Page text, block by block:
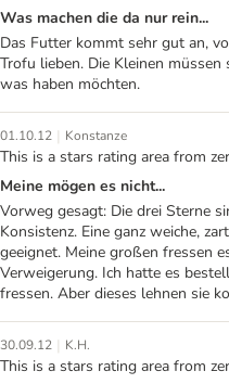
Was machen die da nur rein...
Das Futter kommt sehr gut an,
Trofu lieben. Die Kleinen
was haben möchten.
01.10.12 | Konstanze
This is a stars rating area from
Meine mögen es nicht...
Vorweg gesagt: Die drei Sterne
Konsistenz. Eine ganz weiche,
geeignet. Meine großen fressen
Verweigerung. Ich hatte es
fressen. Aber dieses lehnen sie
30.09.12 | K.H.
This is a stars rating area from